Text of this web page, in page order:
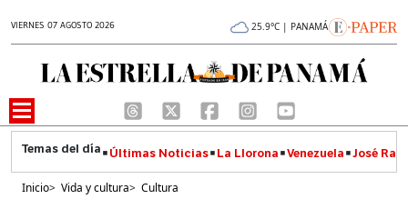
VIERNES 07 AGOSTO 2026 25.9°C | PANAMÁ
Últimas Noticias La Llorona Venezuela José
Inicio> Vida y cultura> Cultura